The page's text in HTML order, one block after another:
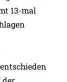
13-mal